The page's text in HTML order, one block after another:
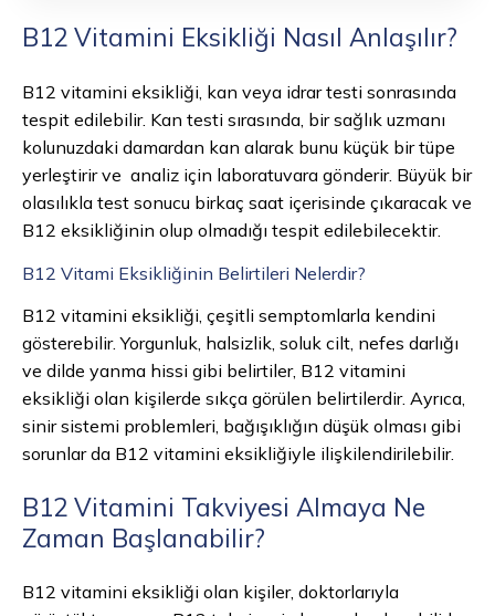
B12 Vitamini Eksikliği Nasıl Anlaşılır?
B12 vitamini eksikliği, kan veya idrar testi sonrasında
tespit edilebilir. Kan testi sırasında, bir sağlık uzmanı
kolunuzdaki damardan kan alarak bunu küçük bir tüpe
yerleştirir ve analiz için laboratuvara gönderir. Büyük bir
olasılıkla test sonucu birkaç saat içerisinde çıkaracak ve
B12 eksikliğinin olup olmadığı tespit edilebilecektir.
B12 Vitami Eksikliğinin Belirtileri Nelerdir?
B12 vitamini eksikliği, çeşitli semptomlarla kendini
gösterebilir. Yorgunluk, halsizlik, soluk cilt, nefes darlığı
ve dilde yanma hissi gibi belirtiler, B12 vitamini
eksikliği olan kişilerde sıkça görülen belirtilerdir. Ayrıca,
sinir sistemi problemleri, bağışıklığın düşük olması gibi
sorunlar da B12 vitamini eksikliğiyle ilişkilendirilebilir.
B12 Vitamini Takviyesi Almaya Ne
Zaman Başlanabilir?
B12 vitamini eksikliği olan kişiler, doktorlarıyla